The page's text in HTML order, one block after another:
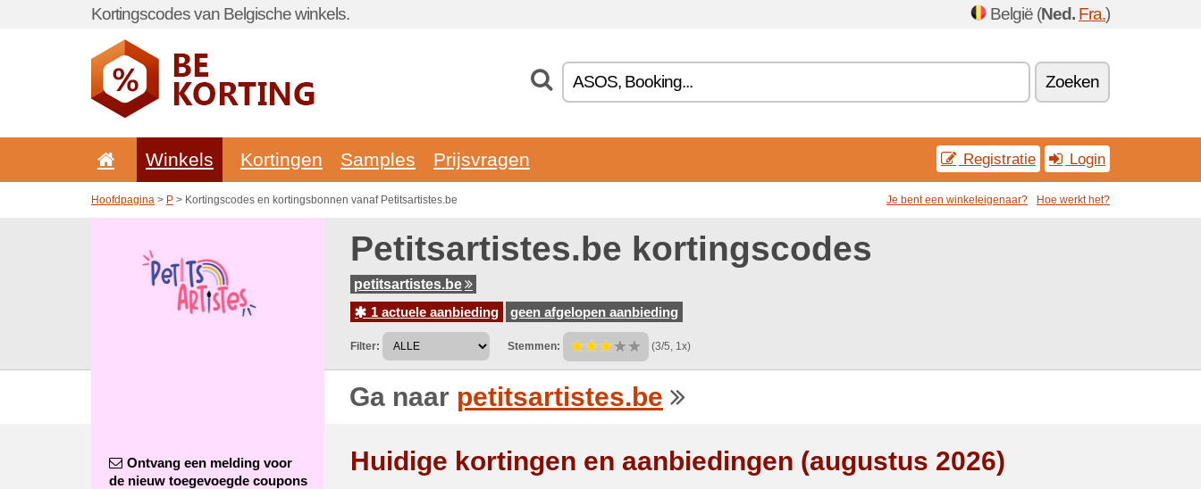
Kortingscodes van Belgische winkels. België (Ned. Fra.)
Zoeken
Winkels Kortingen Samples Prijsvragen Registratie Login
Hoofdpagina > P > Kortingscodes en kortingsbonnen vanaf Petitsartistes.be Je bent een winkeleigenaar? Hoe werkt het?
Petitsartistes.be kortingscodes
petitsartistes.be
1 actuele aanbieding
geen afgelopen aanbieding
Filter: Stemmen: (3/5, 1x)
Ga naar petitsartistes.be
Ontvang een melding voor
de nieuw toegevoegde coupons
Huidige kortingen en aanbiedingen (augustus 2026)